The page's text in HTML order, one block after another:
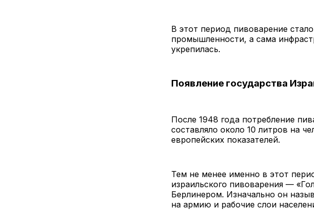
В этот период пивоварение
промышленности, а сама
укрепилась.
Появление государства
После 1948 года потребление
составляло около 10 литров на
европейских показателей.
Тем не менее именно в этот
израильского пивоварения —
Берлинером. Изначально он
на армию и рабочие слои